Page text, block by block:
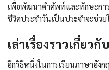
เพื่อพัฒนาคำศัพท์และทักษะกา
ชีวิตประจำวันเป็นประจำจะช่ว
เล่าเรื่องราวเกี่ยว
อีกวิธีหนึ่งในการเรียนภาษาอัง